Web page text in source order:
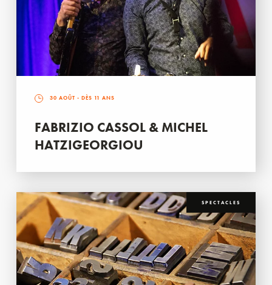
30 AOÛT - DÈS 11 ANS
FABRIZIO CASSOL & MICHEL
HATZIGEORGIOU
SPECTACLES